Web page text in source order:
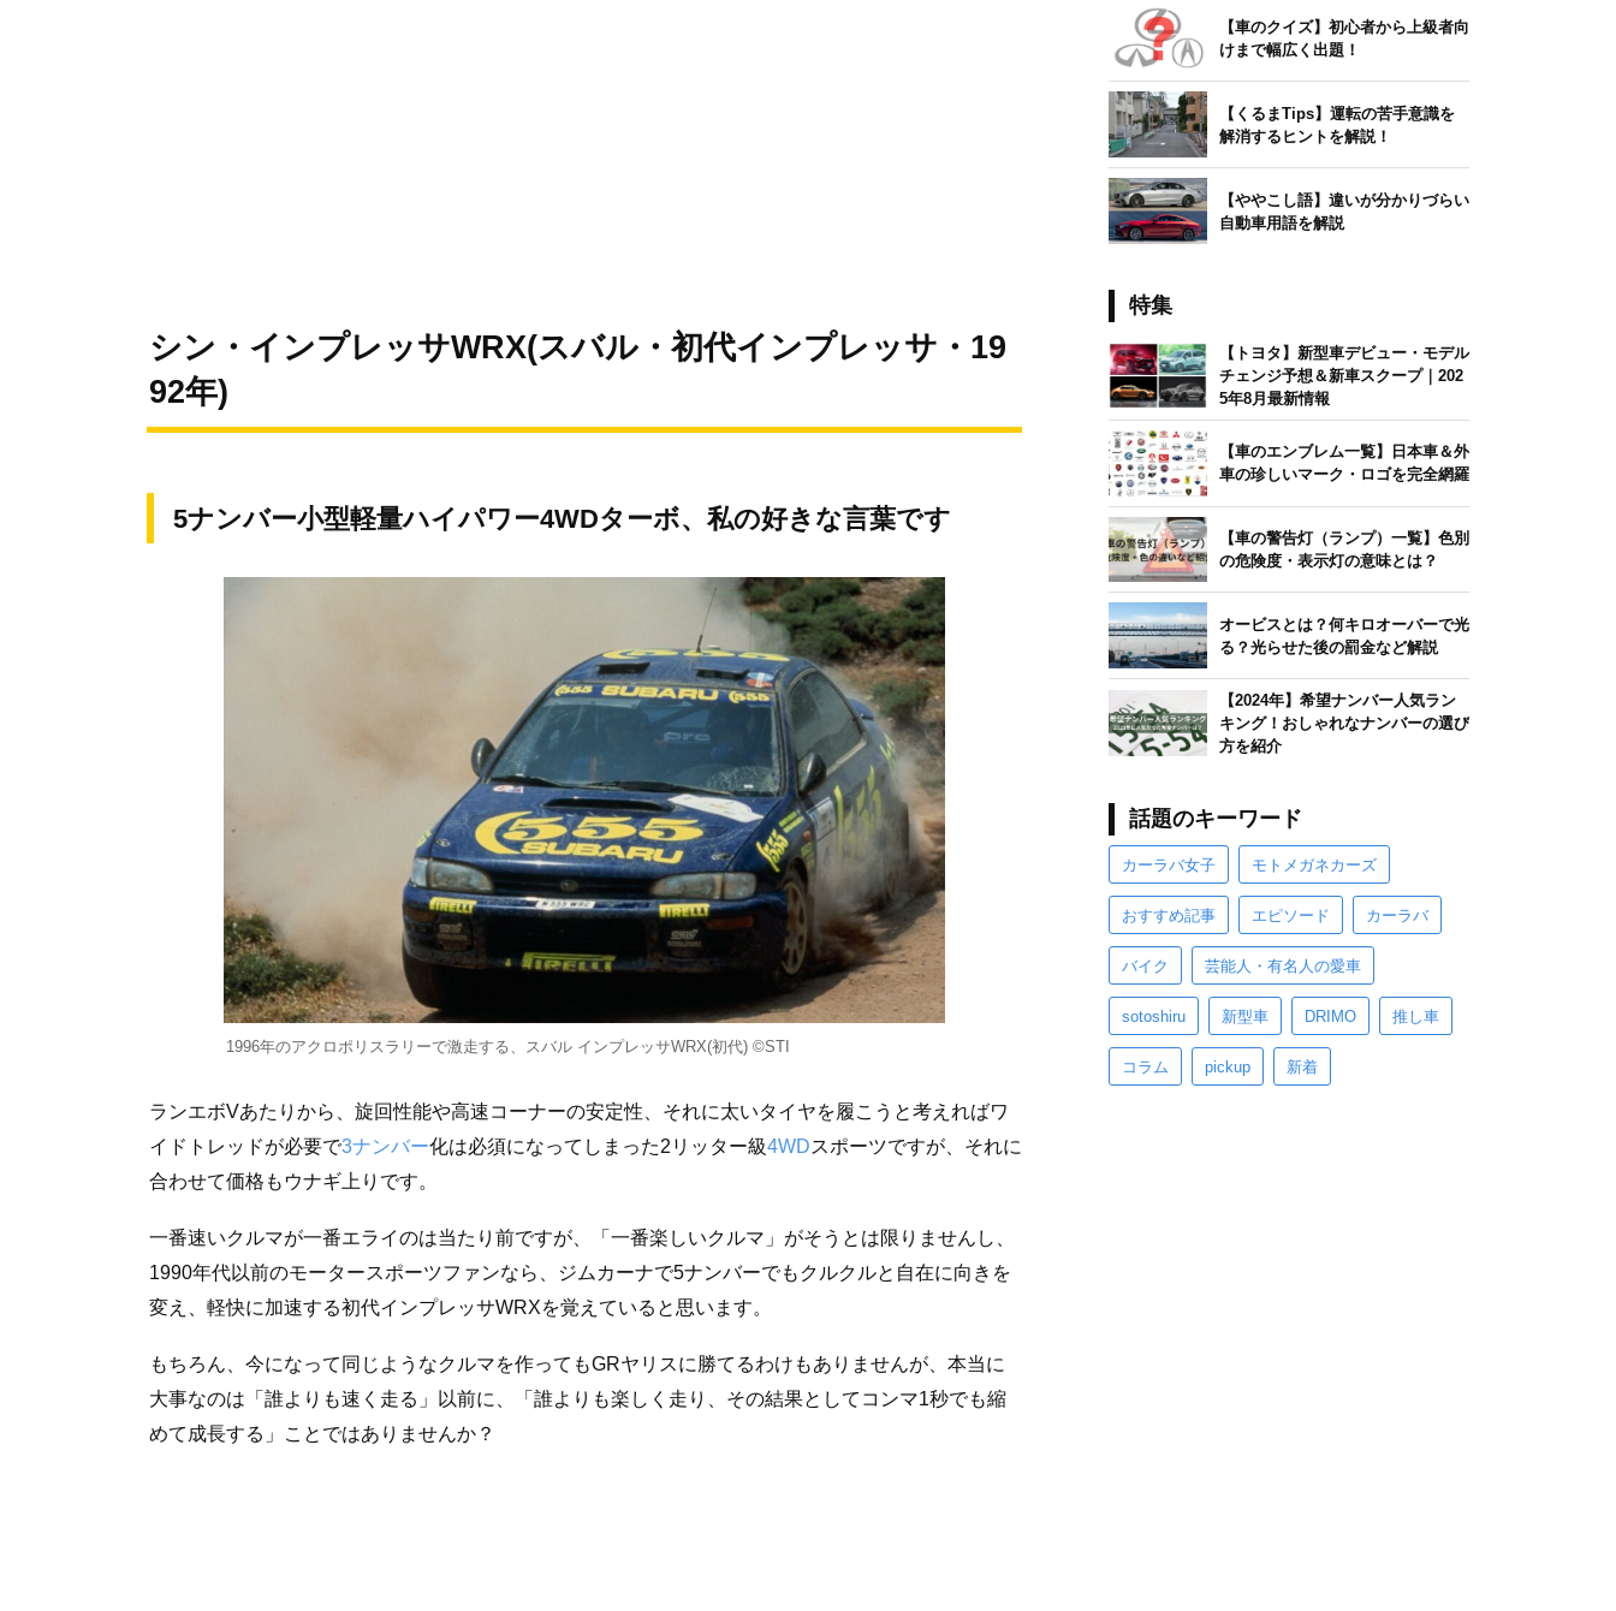
シン・インプレッサWRX(スバル・初代インプレッサ・19
92年)
5ナンバー小型軽量ハイパワー4WDターボ、私の好きな言葉です
1996年のアクロポリスラリーで激走する、スバル インプレッサWRX(初代) ©STI
ランエボVあたりから、旋回性能や高速コーナーの安定性、それに太いタイヤを履こうと考えればワ
イドトレッドが必要で3ナンバー化は必須になってしまった2リッター級4WDスポーツですが、それに
合わせて価格もウナギ上りです。
一番速いクルマが一番エライのは当たり前ですが、「一番楽しいクルマ」がそうとは限りませんし、
1990年代以前のモータースポーツファンなら、ジムカーナで5ナンバーでもクルクルと自在に向きを
変え、軽快に加速する初代インプレッサWRXを覚えていると思います。
もちろん、今になって同じようなクルマを作ってもGRヤリスに勝てるわけもありませんが、本当に
大事なのは「誰よりも速く走る」以前に、「誰よりも楽しく走り、その結果としてコンマ1秒でも縮
めて成長する」ことではありませんか？
【車のクイズ】初心者から上級者向
けまで幅広く出題！
【くるまTips】運転の苦手意識を
解消するヒントを解説！
【ややこし語】違いが分かりづらい
自動車用語を解説
特集
【トヨタ】新型車デビュー・モデル
チェンジ予想＆新車スクープ｜202
5年8月最新情報
【車のエンブレム一覧】日本車＆外
車の珍しいマーク・ロゴを完全網羅
【車の警告灯（ランプ）一覧】色別
の危険度・表示灯の意味とは？
オービスとは？何キロオーバーで光
る？光らせた後の罰金など解説
【2024年】希望ナンバー人気ラン
キング！おしゃれなナンバーの選び
方を紹介
話題のキーワード
カーラバ女子 モトメガネカーズ
おすすめ記事 エピソード カーラバ
バイク 芸能人・有名人の愛車
sotoshiru 新型車 DRIMO 推し車
コラム pickup 新着